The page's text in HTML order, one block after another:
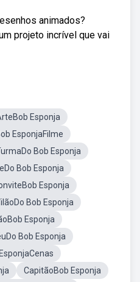
animados?
projeto incrível que vai
Esponja
EsponjaFilme
Bob Esponja
Bob Esponja
Esponja
Bob Esponja
Esponja
Bob Esponja
CapitãoBob Esponja